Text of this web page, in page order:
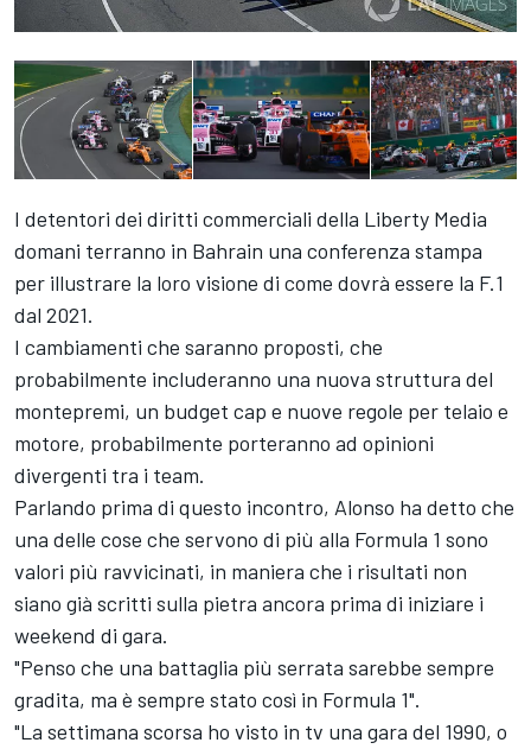
I detentori dei diritti commerciali della Liberty Media
domani terranno in Bahrain una conferenza stampa
per illustrare la loro visione di come dovrà essere la F.1
dal 2021.
I cambiamenti che saranno proposti, che
probabilmente includeranno una nuova struttura del
montepremi, un budget cap e nuove regole per telaio e
motore, probabilmente porteranno ad opinioni
divergenti tra i team.
Parlando prima di questo incontro, Alonso ha detto che
una delle cose che servono di più alla Formula 1 sono
valori più ravvicinati, in maniera che i risultati non
siano già scritti sulla pietra ancora prima di iniziare i
weekend di gara.
"Penso che una battaglia più serrata sarebbe sempre
gradita, ma è sempre stato così in Formula 1".
"La settimana scorsa ho visto in tv una gara del 1990, o